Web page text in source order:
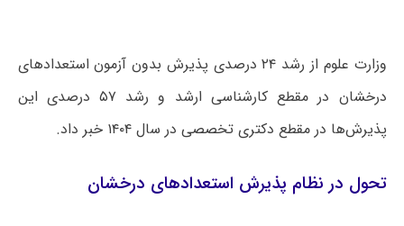
وزارت علوم از رشد ۲۴ درصدی پذیرش بدون آزمون استعدادهای
درخشان در مقطع کارشناسی ارشد و رشد ۵۷ درصدی این
پذیرش‌ها در مقطع دکتری تخصصی در سال ۱۴۰۴ خبر داد.
تحول در نظام پذیرش استعدادهای درخشان